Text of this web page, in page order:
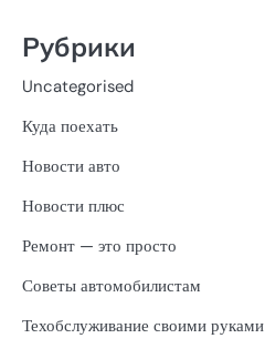
Рубрики
Uncategorised
Куда поехать
Новости авто
Новости плюс
Ремонт — это просто
Советы автомобилистам
Техобслуживание своими руками